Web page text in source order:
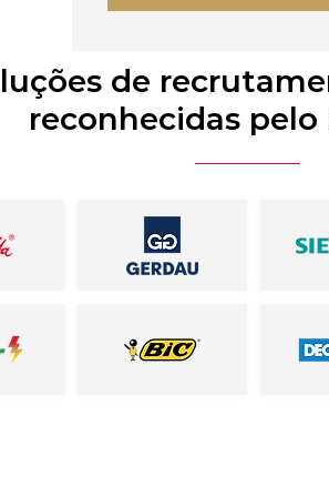
de
reconhecidas pelo